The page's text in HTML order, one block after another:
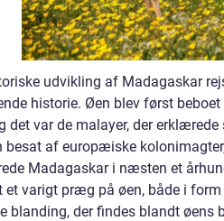
udvikling af Madagaskar
historie. Øen blev først
det var de malayer, der
besat af europæiske
Madagaskar i næsten et
et varigt præg på øen, både i
blanding, der findes blandt øens